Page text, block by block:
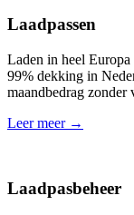
Laadpassen
Laden in heel
99% dekking in
maandbedrag zonder
Leer meer →
Laadpasbeheer